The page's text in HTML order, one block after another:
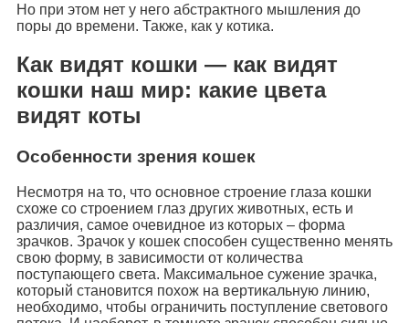
Но при этом нет у него абстрактного мышления до
поры до времени. Также, как у котика.
Как видят кошки — как видят
кошки наш мир: какие цвета
видят коты
Особенности зрения кошек
Несмотря на то, что основное строение глаза кошки
схоже со строением глаз других животных, есть и
различия, самое очевидное из которых – форма
зрачков. Зрачок у кошек способен существенно менять
свою форму, в зависимости от количества
поступающего света. Максимальное сужение зрачка,
который становится похож на вертикальную линию,
необходимо, чтобы ограничить поступление светового